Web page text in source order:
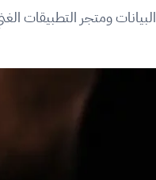
ومتجر التطبيقات